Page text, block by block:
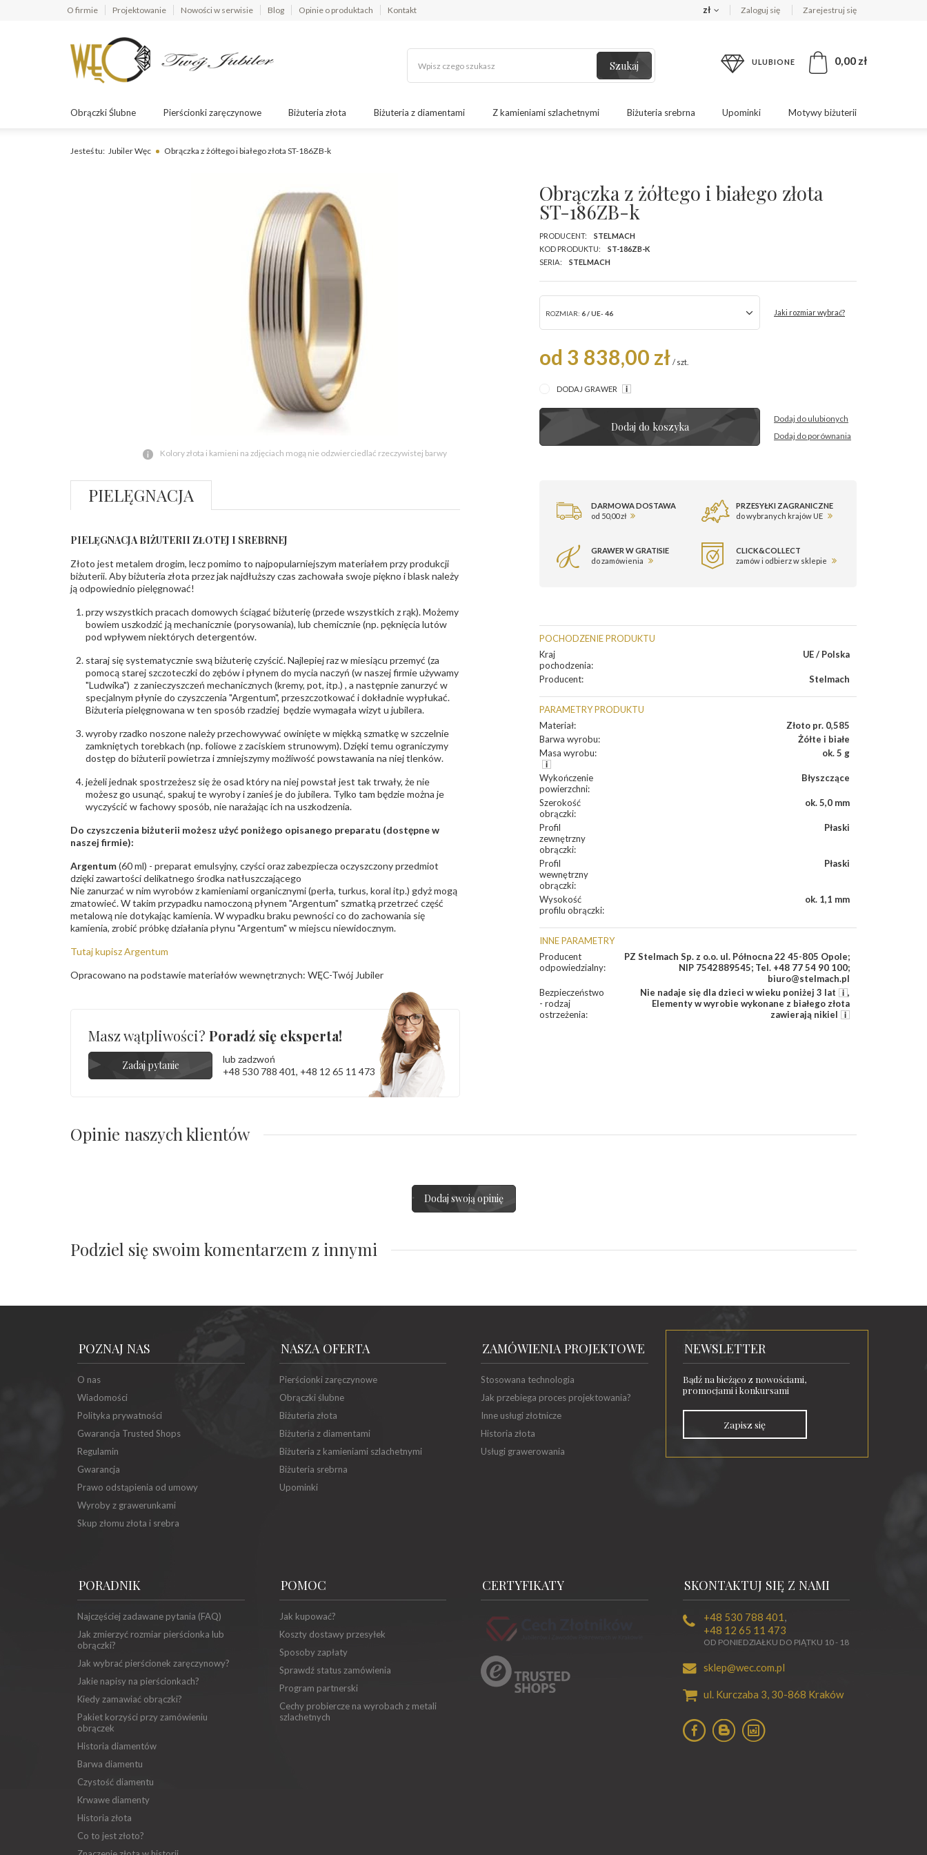
O firmie Projektowanie Nowości w serwisie Blog Opinie o produktach Kontakt zł Zaloguj się Zarejestruj się
Szukaj ULUBIONE 0,00 zł
Obrączki Ślubne Pierścionki zaręczynowe Biżuteria złota Biżuteria z diamentami Z kamieniami szlachetnymi Biżuteria srebrna Upominki Motywy biżuterii
Jesteś tu: Jubiler Węc Obrączka z żółtego i białego złota ST-186ZB-k
Kolory złota i kamieni na zdjęciach mogą nie odzwierciedlać rzeczywistej barwy
Obrączka z żółtego i białego złota
ST-186ZB-k
PRODUCENT:
STELMACH
KOD PRODUKTU:
ST-186ZB-K
SERIA:
STELMACH
ROZMIAR: 6 / UE- 46 Jaki rozmiar wybrać?
od 3 838,00 zł / szt.
DODAJ GRAWER
Dodaj do koszyka
Dodaj do ulubionych
Dodaj do porównania
DARMOWA DOSTAWA
od 50,00 zł
PRZESYŁKI ZAGRANICZNE
do wybranych krajów UE
GRAWER W GRATISIE
do zamówienia
CLICK&COLLECT
zamów i odbierz w sklepie
POCHODZENIE PRODUKTU
Kraj
pochodzenia:
UE / Polska
Producent: Stelmach
PARAMETRY PRODUKTU
Materiał:
Złoto pr. 0,585
Barwa wyrobu:
Żółte i białe
Masa wyrobu: ok. 5 g
Wykończenie
powierzchni:
Błyszczące
Szerokość
obrączki:
ok. 5,0 mm
Profil
zewnętrzny
obrączki:
Płaski
Profil
wewnętrzny
obrączki:
Płaski
Wysokość
profilu obrączki:
ok. 1,1 mm
INNE PARAMETRY
Producent
odpowiedzialny:
PZ Stelmach Sp. z o.o. ul. Północna 22 45-805 Opole;
NIP 7542889545; Tel. +48 77 54 90 100;
biuro@stelmach.pl
Bezpieczeństwo
- rodzaj
ostrzeżenia:
Nie nadaje się dla dzieci w wieku poniżej 3 lat
,
Elementy w wyrobie wykonane z białego złota
zawierają nikiel
PIELĘGNACJA
PIELĘGNACJA BIŻUTERII ZŁOTEJ I SREBRNEJ
Złoto jest metalem drogim, lecz pomimo to najpopularniejszym materiałem przy produkcji
biżuterii. Aby biżuteria złota przez jak najdłuższy czas zachowała swoje piękno i blask należy
ją odpowiednio pielęgnować!
przy wszystkich pracach domowych ściągać biżuterię (przede wszystkich z rąk). Możemy
bowiem uszkodzić ją mechanicznie (porysowania), lub chemicznie (np. pęknięcia lutów
pod wpływem niektórych detergentów.
staraj się systematycznie swą biżuterię czyścić. Najlepiej raz w miesiącu przemyć (za
pomocą starej szczoteczki do zębów i płynem do mycia naczyń (w naszej firmie używamy
"Ludwika") z zanieczyszczeń mechanicznych (kremy, pot, itp.) , a następnie zanurzyć w
specjalnym płynie do czyszczenia "Argentum", przeszczotkować i dokładnie wypłukać.
Biżuteria pielęgnowana w ten sposób rzadziej będzie wymagała wizyt u jubilera.
wyroby rzadko noszone należy przechowywać owinięte w miękką szmatkę w szczelnie
zamkniętych torebkach (np. foliowe z zaciskiem strunowym). Dzięki temu ograniczymy
dostęp do biżuterii powietrza i zmniejszymy możliwość powstawania na niej tlenków.
jeżeli jednak spostrzeżesz się że osad który na niej powstał jest tak trwały, że nie
możesz go usunąć, spakuj te wyroby i zanieś je do jubilera. Tylko tam będzie można je
wyczyścić w fachowy sposób, nie narażając ich na uszkodzenia.
Do czyszczenia biżuterii możesz użyć poniżego opisanego preparatu (dostępne w
naszej firmie):
Argentum(60 ml) - preparat emulsyjny, czyści oraz zabezpiecza oczyszczony przedmiot
dzięki zawartości delikatnego środka natłuszczającego
Nie zanurzać w nim wyrobów z kamieniami organicznymi (perła, turkus, koral itp.) gdyż mogą
zmatowieć. W takim przypadku namoczoną płynem "Argentum" szmatką przetrzeć część
metalową nie dotykając kamienia. W wypadku braku pewności co do zachowania się
kamienia, zrobić próbkę działania płynu "Argentum" w miejscu niewidocznym.
Tutaj kupisz Argentum
Opracowano na podstawie materiałów wewnętrznych: WĘC-Twój Jubiler
Masz wątpliwości? Poradź się eksperta!
Zadaj pytanie
lub zadzwoń
+48 530 788 401, +48 12 65 11 473
Opinie naszych klientów
Dodaj swoją opinię
Podziel się swoim komentarzem z innymi
POZNAJ NAS
O nas
Wiadomości
Polityka prywatności
Gwarancja Trusted Shops
Regulamin
Gwarancja
Prawo odstąpienia od umowy
Wyroby z grawerunkami
Skup złomu złota i srebra
NASZA OFERTA
Pierścionki zaręczynowe
Obrączki ślubne
Biżuteria złota
Biżuteria z diamentami
Biżuteria z kamieniami szlachetnymi
Biżuteria srebrna
Upominki
ZAMÓWIENIA PROJEKTOWE
Stosowana technologia
Jak przebiega proces projektowania?
Inne usługi złotnicze
Historia złota
Usługi grawerowania
NEWSLETTER
Bądź na bieżąco z nowościami,
promocjami i konkursami
Zapisz się
PORADNIK
Najczęściej zadawane pytania (FAQ)
Jak zmierzyć rozmiar pierścionka lub
obrączki?
Jak wybrać pierścionek zaręczynowy?
Jakie napisy na pierścionkach?
Kiedy zamawiać obrączki?
Pakiet korzyści przy zamówieniu
obrączek
Historia diamentów
Barwa diamentu
Czystość diamentu
Krwawe diamenty
Historia złota
Co to jest złoto?
POMOC
Jak kupować?
Koszty dostawy przesyłek
Sposoby zapłaty
Sprawdź status zamówienia
Program partnerski
Cechy probiercze na wyrobach z metali
szlachetnych
CERTYFIKATY SKONTAKTUJ SIĘ Z NAMI
+48 530 788 401 ,
+48 12 65 11 473
OD PONIEDZIAŁKU DO PIĄTKU 10 - 18
sklep@wec.com.pl
ul. Kurczaba 3, 30-868 Kraków